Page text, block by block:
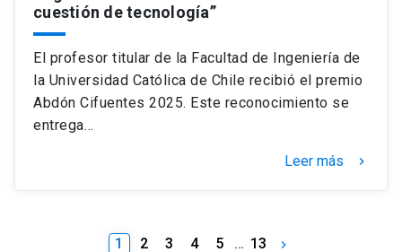
cuestión de tecnología”
El profesor titular de la Facultad de Ingeniería de
la Universidad Católica de Chile recibió el premio
Abdón Cifuentes 2025. Este reconocimiento se
entrega…
Leer más keyboard_arrow_right
1 2 3 4 5 … 13 keyboard_arrow_right